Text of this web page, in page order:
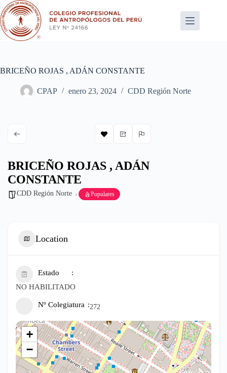
Saltar
al
contenido
BRICEÑO ROJAS , ADÁN CONSTANTE
CPAP enero 23, 2024 CDD Región Norte
BRICEÑO ROJAS , ADÁN
CONSTANTE
CDD Región Norte Populares
Location
Estado
NO HABILITADO
Nº Colegiatura 272
+
−